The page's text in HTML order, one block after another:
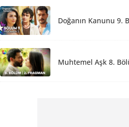
Doğanın Kanunu 9.
Muhtemel Aşk 8.